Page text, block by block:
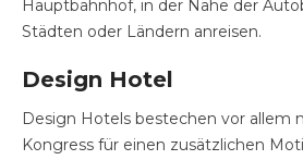
Hauptbahnhof, in der Nähe der
Städten oder Ländern anreisen.
Design Hotel
Design Hotels bestechen vor allem
Kongress für einen zusätzlichen